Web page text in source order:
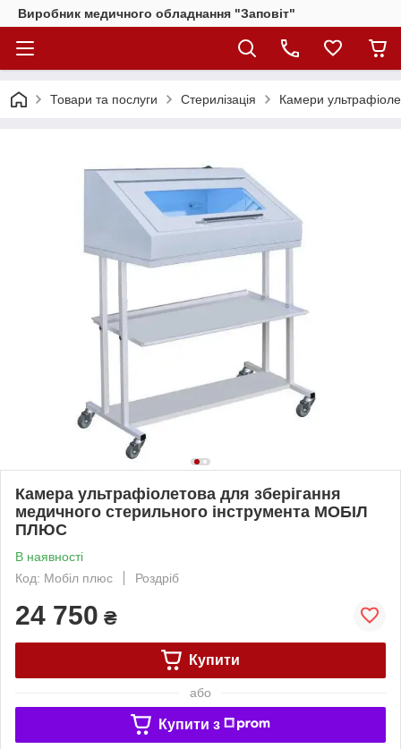
Виробник медичного обладнання "Заповіт"
Товари та послуги Стерилізація Камери
Камера ультрафіолетова для зберігання
медичного стерильного інструмента МОБІЛ
ПЛЮС
В наявності
Код: Мобіл плюс
Роздріб
24 750 ₴
Купити
або
Купити з